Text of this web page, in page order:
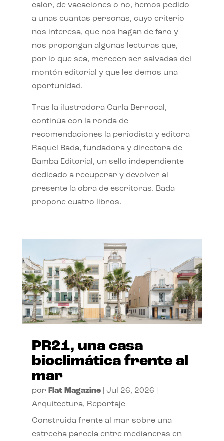
calor, de vacaciones o no, hemos pedido
a unas cuantas personas, cuyo criterio
nos interesa, que nos hagan de faro y
nos propongan algunas lecturas que,
por lo que sea, merecen ser salvadas del
montón editorial y que les demos una
oportunidad.
Tras la ilustradora Carla Berrocal,
continúa con la ronda de
recomendaciones la periodista y editora
Raquel Bada, fundadora y directora de
Bamba Editorial, un sello independiente
dedicado a recuperar y devolver al
presente la obra de escritoras. Bada
propone cuatro libros.
PR21, una casa
bioclimática frente al
mar
por Flat Magazine| Jul 26, 2026
Arquitectura, Reportaje
Construida frente al mar sobre una
estrecha parcela entre medianeras en